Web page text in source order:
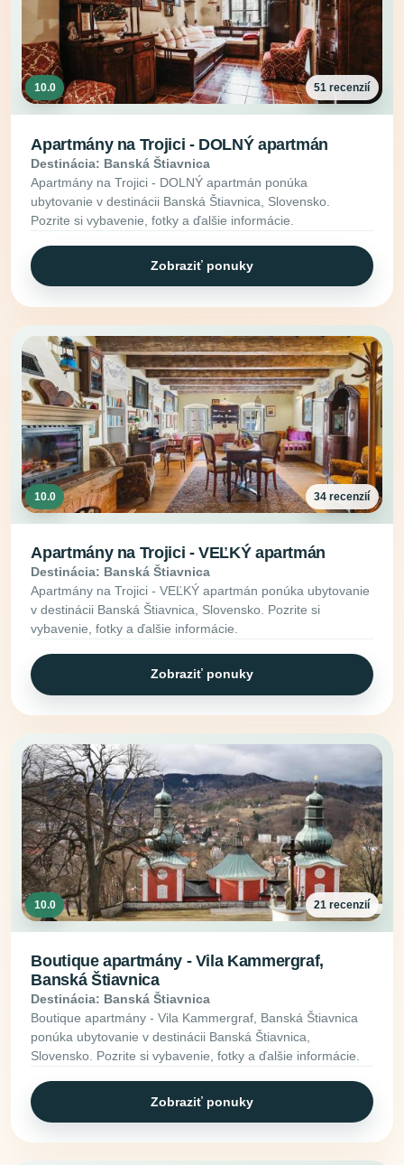
10.0 51 recenzií
Apartmány na Trojici - DOLNÝ apartmán
Destinácia: Banská Štiavnica
Apartmány na Trojici - DOLNÝ apartmán ponúka
ubytovanie v destinácii Banská Štiavnica, Slovensko.
Pozrite si vybavenie, fotky a ďalšie informácie.
Zobraziť ponuky
10.0 34 recenzií
Apartmány na Trojici - VEĽKÝ apartmán
Destinácia: Banská Štiavnica
Apartmány na Trojici - VEĽKÝ apartmán ponúka ubytovanie
v destinácii Banská Štiavnica, Slovensko. Pozrite si
vybavenie, fotky a ďalšie informácie.
Zobraziť ponuky
10.0 21 recenzií
Boutique apartmány - Vila Kammergraf,
Banská Štiavnica
Destinácia: Banská Štiavnica
Boutique apartmány - Vila Kammergraf, Banská Štiavnica
ponúka ubytovanie v destinácii Banská Štiavnica,
Slovensko. Pozrite si vybavenie, fotky a ďalšie informácie.
Zobraziť ponuky